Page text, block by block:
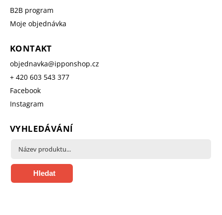
B2B program
Moje objednávka
KONTAKT
objednavka@ipponshop.cz
+ 420 603 543 377
Facebook
Instagram
VYHLEDÁVÁNÍ
Hledat